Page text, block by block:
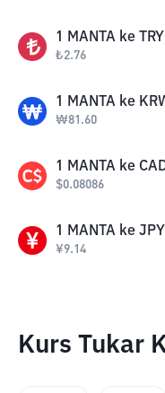
1 MANTA ke TRY
₺2.76
1 MANTA ke
₩81.60
1 MANTA ke
$0.08086
1 MANTA ke JPY
¥9.14
Kurs Tukar